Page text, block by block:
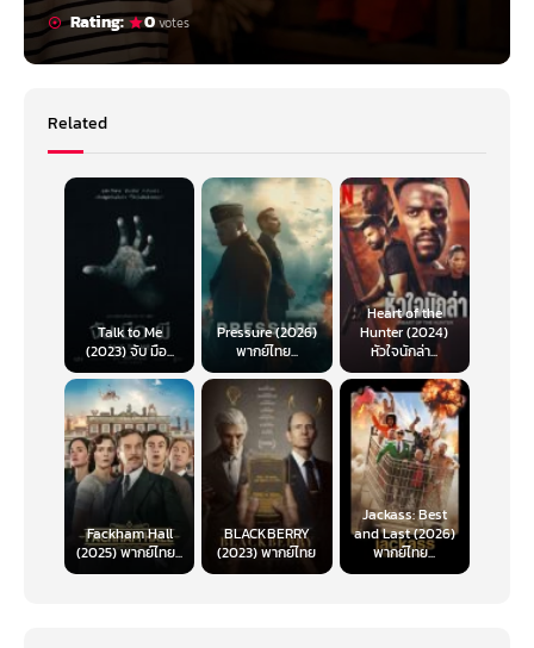
Rating:
0votes
Related
Talk to Me
(2023) จับ มือ...
Pressure (2026)
พากย์ไทย...
Heart of the
Hunter (2024)
หัวใจนักล่า...
Fackham Hall
(2025) พากย์ไทย...
BLACKBERRY
(2023) พากย์ไทย
Jackass: Best
and Last (2026)
พากย์ไทย...